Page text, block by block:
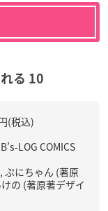
る 10
(税込)
LOG COMICS
ぷにちゃん (著原
の (著原著デザイ